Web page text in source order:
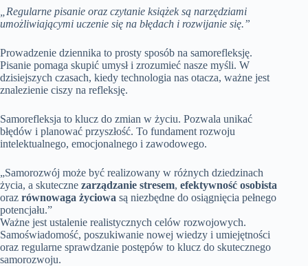
„Regularne pisanie oraz czytanie książek są narzędziami
umożliwiającymi uczenie się na błędach i rozwijanie się.”
Prowadzenie dziennika to prosty sposób na samorefleksję.
Pisanie pomaga skupić umysł i zrozumieć nasze myśli. W
dzisiejszych czasach, kiedy technologia nas otacza, ważne jest
znalezienie ciszy na refleksję.
Samorefleksja to klucz do zmian w życiu. Pozwala unikać
błędów i planować przyszłość. To fundament rozwoju
intelektualnego, emocjonalnego i zawodowego.
„Samorozwój może być realizowany w różnych dziedzinach
życia, a skuteczne zarządzanie stresem, efektywność osobista
oraz równowaga życiowa są niezbędne do osiągnięcia pełnego
potencjału.”
Ważne jest ustalenie realistycznych celów rozwojowych.
Samoświadomość, poszukiwanie nowej wiedzy i umiejętności
oraz regularne sprawdzanie postępów to klucz do skutecznego
samorozwoju.